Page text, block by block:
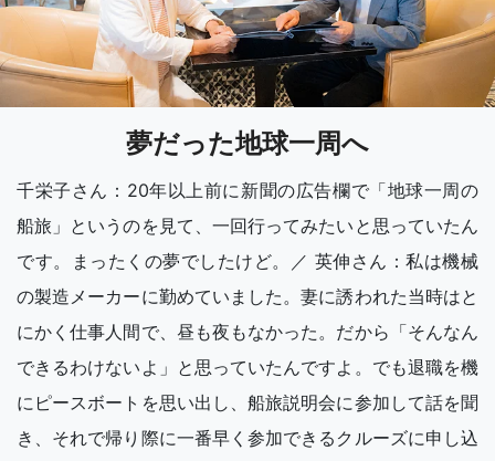
夢だった地球一周へ
千栄子さん：20年以上前に新聞の広告欄で「地球一周の
船旅」というのを見て、一回行ってみたいと思っていたん
です。まったくの夢でしたけど。／ 英伸さん：私は機械
の製造メーカーに勤めていました。妻に誘われた当時はと
にかく仕事人間で、昼も夜もなかった。だから「そんなん
できるわけないよ」と思っていたんですよ。でも退職を機
にピースボートを思い出し、船旅説明会に参加して話を聞
き、それで帰り際に一番早く参加できるクルーズに申し込